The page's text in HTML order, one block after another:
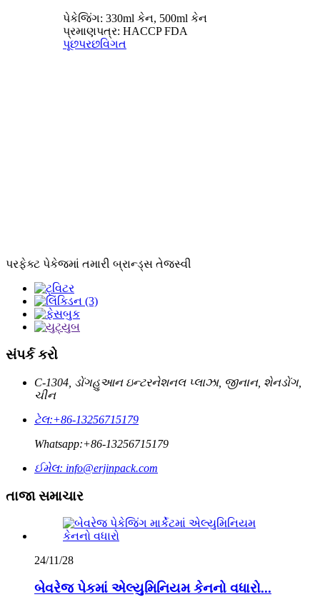
પેકેજિંગ: 330ml કેન, 500ml કેન
પ્રમાણપત્ર: HACCP FDA
પૂછપરછવિગત
પરફેક્ટ પેકેજમાં તમારી બ્રાન્ડ્સ તેજસ્વી
સંપર્ક કરો
C-1304, ડોંગહુઆન ઇન્ટરનેશનલ પ્લાઝા, જીનાન, શેનડોંગ,
ચીન
ટેલ:+86-13256715179
Whatsapp:+86-13256715179
ઈમેલ: info@erjinpack.com
તાજા સમાચાર
24/11/28
બેવરેજ પેકમાં એલ્યુમિનિયમ કેનનો વધારો...